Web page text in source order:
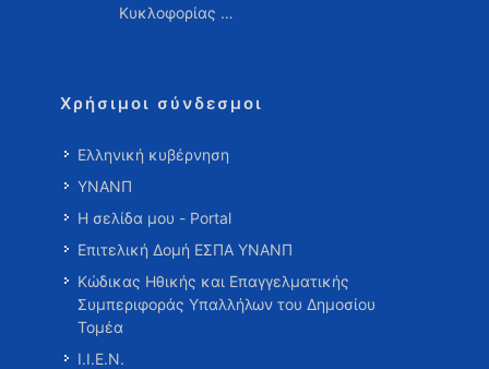
Κυκλοφορίας …
Χρήσιμοι σύνδεσμοι
Ελληνική κυβέρνηση
ΥΝΑΝΠ
Η σελίδα μου - Portal
Επιτελική Δομή ΕΣΠΑ ΥΝΑΝΠ
Κώδικας Ηθικής και Επαγγελματικής
Συμπεριφοράς Υπαλλήλων του Δημοσίου
Τομέα
Ι.Ι.Ε.Ν.